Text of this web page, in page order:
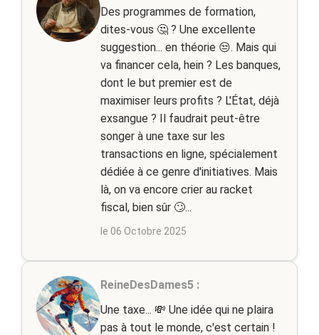
Des programmes de formation,
dites-vous 🤔 ? Une excellente
suggestion... en théorie 😒. Mais qui
va financer cela, hein ? Les banques,
dont le but premier est de
maximiser leurs profits ? L'État, déjà
exsangue ? Il faudrait peut-être
songer à une taxe sur les
transactions en ligne, spécialement
dédiée à ce genre d'initiatives. Mais
là, on va encore crier au racket
fiscal, bien sûr 🙄...
le 06 Octobre 2025
ReineDesDames5 :
Une taxe... 💸 Une idée qui ne plaira
pas à tout le monde, c'est certain !